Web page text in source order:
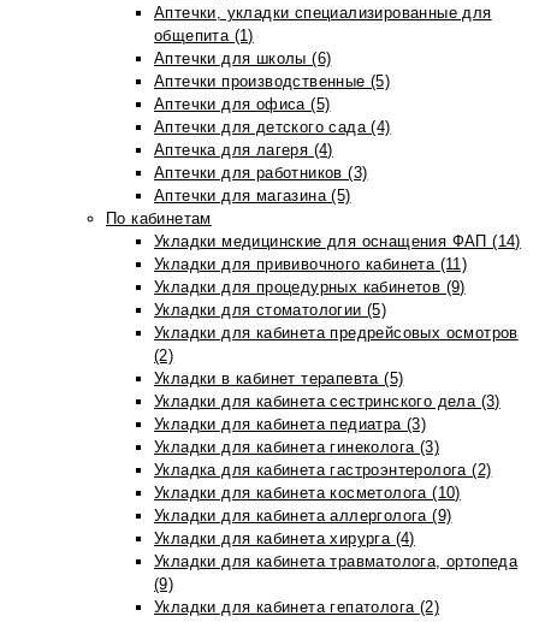
Аптечки, укладки специализированные для
общепита (1)
Аптечки для школы (6)
Аптечки производственные (5)
Аптечки для офиса (5)
Аптечки для детского сада (4)
Аптечка для лагеря (4)
Аптечки для работников (3)
Аптечки для магазина (5)
По кабинетам
Укладки медицинские для оснащения ФАП (14)
Укладки для прививочного кабинета (11)
Укладки для процедурных кабинетов (9)
Укладки для стоматологии (5)
Укладки для кабинета предрейсовых осмотров
(2)
Укладки в кабинет терапевта (5)
Укладки для кабинета сестринского дела (3)
Укладки для кабинета педиатра (3)
Укладки для кабинета гинеколога (3)
Укладка для кабинета гастроэнтеролога (2)
Укладки для кабинета косметолога (10)
Укладки для кабинета аллерголога (9)
Укладки для кабинета хирурга (4)
Укладки для кабинета травматолога, ортопеда
(9)
Укладки для кабинета гепатолога (2)